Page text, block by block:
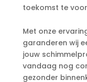
toekomst te
Met onze
garanderen wij
jouw
vandaag nog
gezonder